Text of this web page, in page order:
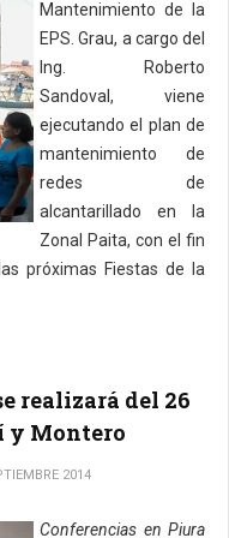
Mantenimiento de la
EPS. Grau, a cargo del
Ing. Roberto
Sandoval, viene
ejecutando el plan de
mantenimiento de
redes de
alcantarillado en la
Zonal Paita, con el fin
próximas Fiestas de la
realizará del 26
y Montero
2014
Conferencias en Piura